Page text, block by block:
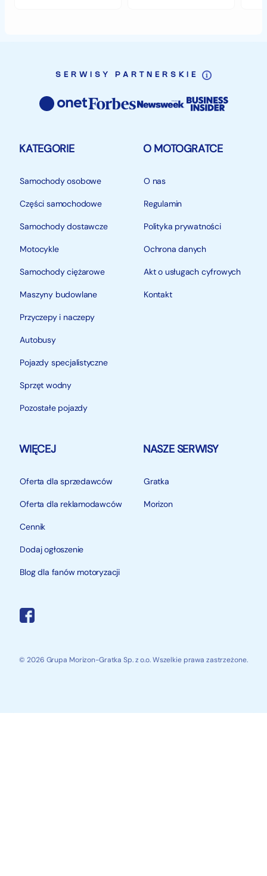
SERWISY PARTNERSKIE
KATEGORIE
Samochody osobowe
Części samochodowe
Samochody dostawcze
Motocykle
Samochody ciężarowe
Maszyny budowlane
Przyczepy i naczepy
Autobusy
Pojazdy specjalistyczne
Sprzęt wodny
Pozostałe pojazdy
O MOTOGRATCE
O nas
Regulamin
Polityka prywatności
Ochrona danych
Akt o usługach cyfrowych
Kontakt
WIĘCEJ
Oferta dla sprzedawców
Oferta dla reklamodawców
Cennik
Dodaj ogłoszenie
Blog dla fanów motoryzacji
NASZE SERWISY
Gratka
Morizon
© 2026 Grupa Morizon-Gratka Sp. z o.o. Wszelkie prawa zastrzeżone.